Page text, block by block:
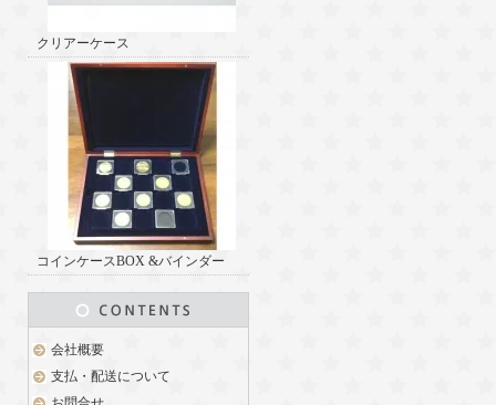
クリアーケース
コインケースBOX &バインダー
会社概要
支払・配送について